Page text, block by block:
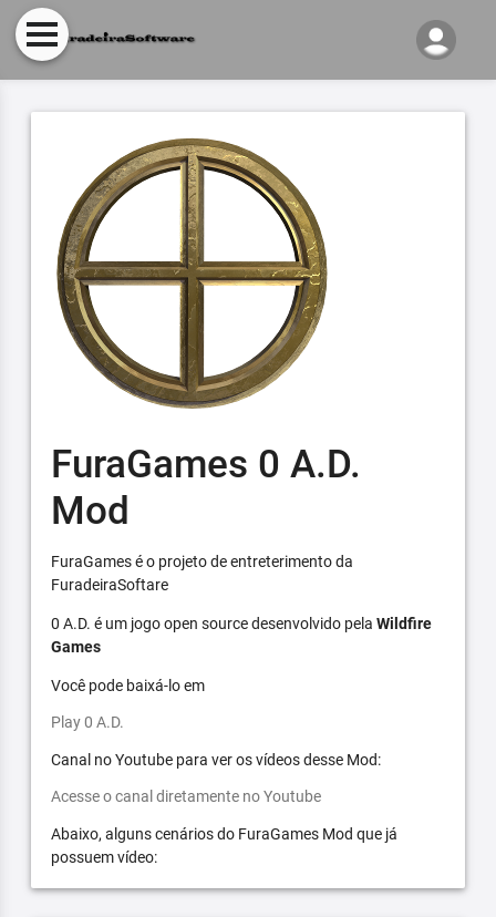
FuraGames 0 A.D.
Mod
FuraGames é o projeto de entreterimento da
FuradeiraSoftare
0 A.D. é um jogo open source desenvolvido pela Wildfire
Games
Você pode baixá-lo em
Play 0 A.D.
Canal no Youtube para ver os vídeos desse Mod:
Acesse o canal diretamente no Youtube
Abaixo, alguns cenários do FuraGames Mod que já
possuem vídeo: